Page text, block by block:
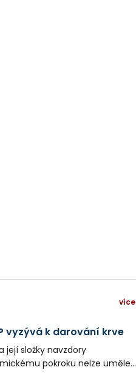
více
vyzývá k darování krve
její složky navzdory
pokroku nelze uměle